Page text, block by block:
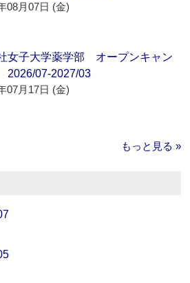
08月07日 (金)
女子大学薬学部 オープンキャン
07-2027/03
07月17日 (金)
もっと見る »